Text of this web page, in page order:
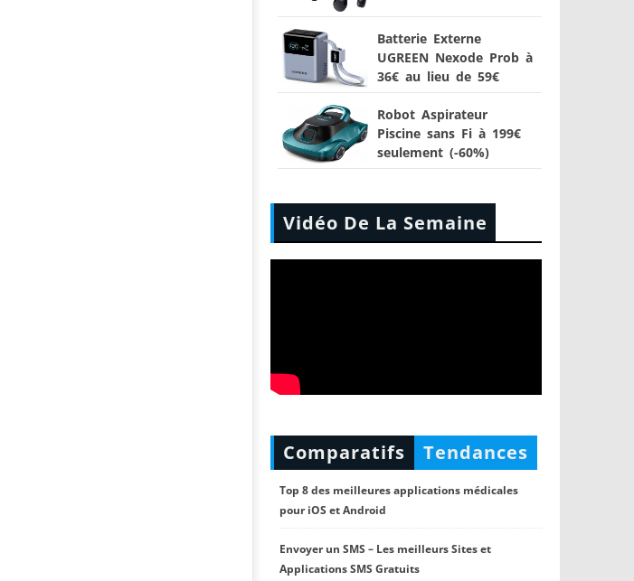
Batterie Externe
UGREEN Nexode Prob à
36€ au lieu de 59€
Robot Aspirateur
Piscine sans Fi à 199€
seulement (-60%)
Vidéo De La Semaine
Comparatifs Tendances
Top 8 des meilleures applications médicales
pour iOS et Android
Envoyer un SMS – Les meilleurs Sites et
Applications SMS Gratuits